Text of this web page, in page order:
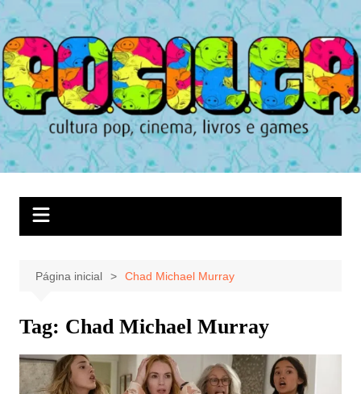
Ir
para
o
conteúdo
Página inicial Chad Michael Murray
Tag: Chad Michael Murray